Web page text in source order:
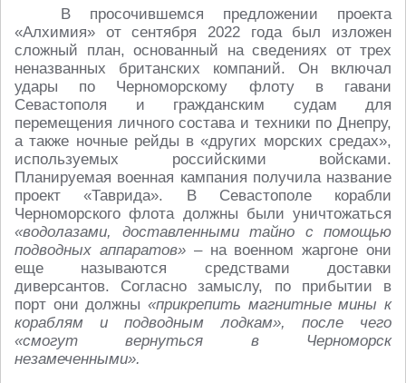
В просочившемся предложении проекта
«Алхимия» от сентября 2022 года был изложен
сложный план, основанный на сведениях от трех
неназванных британских компаний. Он включал
удары по Черноморскому флоту в гавани
Севастополя и гражданским судам для
перемещения личного состава и техники по Днепру,
а также ночные рейды в «других морских средах»,
используемых российскими войсками.
Планируемая военная кампания получила название
проект «Таврида». В Севастополе корабли
Черноморского флота должны были уничтожаться
«водолазами, доставленными тайно с помощью
подводных аппаратов» – на военном жаргоне они
еще называются средствами доставки
диверсантов. Согласно замыслу, по прибытии в
порт они должны «прикрепить магнитные мины к
кораблям и подводным лодкам», после чего
«смогут вернуться в Черноморск
незамеченными».